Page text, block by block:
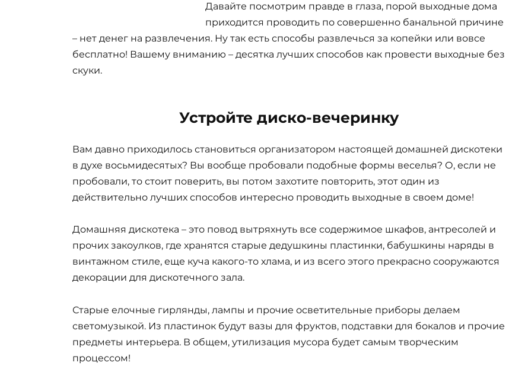
Давайте посмотрим правде в глаза, порой выходные дома
приходится проводить по совершенно банальной причине
– нет денег на развлечения. Ну так есть способы развлечься за копейки или вовсе
бесплатно! Вашему вниманию – десятка лучших способов как провести выходные без
скуки.
Устройте диско-вечеринку
Вам давно приходилось становиться организатором настоящей домашней дискотеки
в духе восьмидесятых? Вы вообще пробовали подобные формы веселья? О, если не
пробовали, то стоит поверить, вы потом захотите повторить, этот один из
действительно лучших способов интересно проводить выходные в своем доме!
Домашняя дискотека – это повод вытряхнуть все содержимое шкафов, антресолей и
прочих закоулков, где хранятся старые дедушкины пластинки, бабушкины наряды в
винтажном стиле, еще куча какого-то хлама, и из всего этого прекрасно сооружаются
декорации для дискотечного зала.
Старые елочные гирлянды, лампы и прочие осветительные приборы делаем
светомузыкой. Из пластинок будут вазы для фруктов, подставки для бокалов и прочие
предметы интерьера. В общем, утилизация мусора будет самым творческим
процессом!